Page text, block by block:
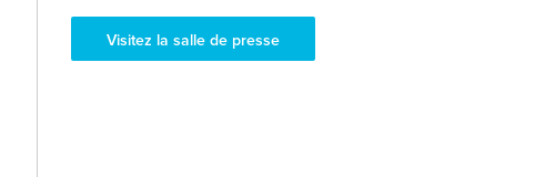
Visitez la salle de presse